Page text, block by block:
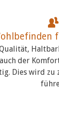
der
Dies wird zu